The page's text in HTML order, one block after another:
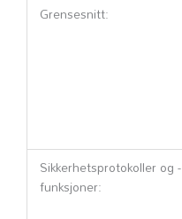
Grensesnitt:
Sikkerhetsprotokoller og -
funksjoner: